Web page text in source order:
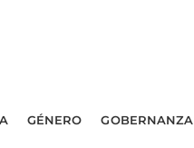
GÉNERO GOBERNANZA